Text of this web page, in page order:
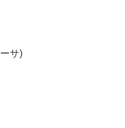
ーター
サ)